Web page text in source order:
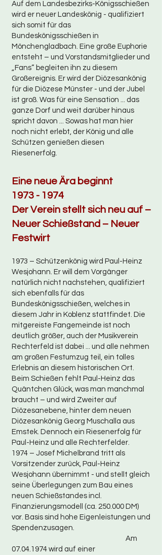
Auf dem Landesbezirks-Königsschießen
wird er neuer Landeskönig - qualifiziert
sich somit für das
Bundeskönigsschießen in
Mönchengladbach. Eine große Euphorie
entsteht – und Vorstandsmitglieder und
„Fans“ begleiten ihn zu diesem
Großereignis. Er wird der Diözesankönig
für die Diözese Münster - und der Jubel
ist groß. Was für eine Sensation ... das
ganze Dorf und weit darüber hinaus
spricht davon ... Sowas hat man hier
noch nicht erlebt, der König und alle
Schützen genießen diesen
Riesenerfolg.
Eine neue Ära beginnt
1973 - 1974
Der Verein stellt sich neu auf –
Neuer Schießstand – Neuer
Festwirt
1973 – Schützenkönig wird Paul-Heinz
Wesjohann. Er will dem Vorgänger
natürlich nicht nachstehen, qualifiziert
sich ebenfalls für das
Bundeskönigsschießen, welches in
diesem Jahr in Koblenz stattfindet. Die
mitgereiste Fangemeinde ist noch
deutlich größer, auch der Musikverein
Rechterfeld ist dabei ... und alle nehmen
am großen Festumzug teil, ein tolles
Erlebnis an diesem historischen Ort.
Beim Schießen fehlt Paul-Heinz das
Quäntchen Glück, was man manchmal
braucht – und wird Zweiter auf
Diözesanebene, hinter dem neuen
Diözesankönig Georg Muschalla aus
Emstek. Dennoch ein Riesenerfolg für
Paul-Heinz und alle Rechterfelder.
1974 – Josef Michelbrand tritt als
Vorsitzender zurück, Paul-Heinz
Wesjohann übernimmt - und stellt gleich
seine Überlegungen zum Bau eines
neuen Schießstandes incl.
Finanzierungsmodell (ca. 250.000 DM)
vor. Basis sind hohe Eigenleistungen und
Spendenzusagen.
Am
07.04.1974 wird auf einer